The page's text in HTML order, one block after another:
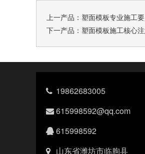
上一产品： 塑面模板专业施工
下一产品： 塑面模板施工核心
19862683005
615998592@qq.com
615998592
山东省潍坊市临朐县